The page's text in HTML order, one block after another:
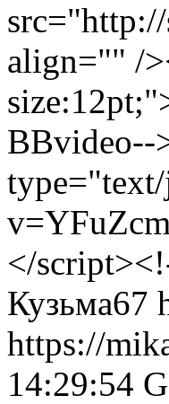
align="" /
BBvideo--
</
Кузьма67
https://
14:29:54